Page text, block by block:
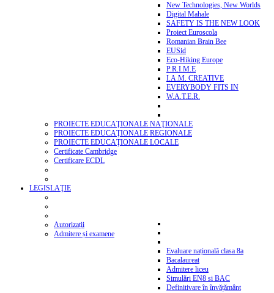
New Technologies, New Worlds
Digital Mahale
SAFETY IS THE NEW LOOK
Proiect Euroscola
Romanian Brain Bee
EUSid
Eco-Hiking Europe
P.R.I.M.E
I.A.M. CREATIVE
EVERYBODY FITS IN
W.A.T.E.R.
PROIECTE EDUCAŢIONALE NAŢIONALE
PROIECTE EDUCAŢIONALE REGIONALE
PROIECTE EDUCAŢIONALE LOCALE
Certificate Cambridge
Certificare ECDL
LEGISLAŢIE
Autorizații
Admitere și examene
Evaluare națională clasa 8a
Bacalaureat
Admitere liceu
Simulări EN8 si BAC
Definitivare în învățământ